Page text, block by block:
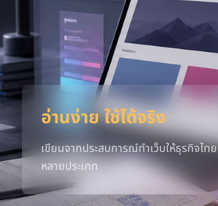
อ่านง่าย ใช้ได้จริง
เขียนจากประสบการณ์ทำเว็บให้ธุรกิจไทย
หลายประเภท